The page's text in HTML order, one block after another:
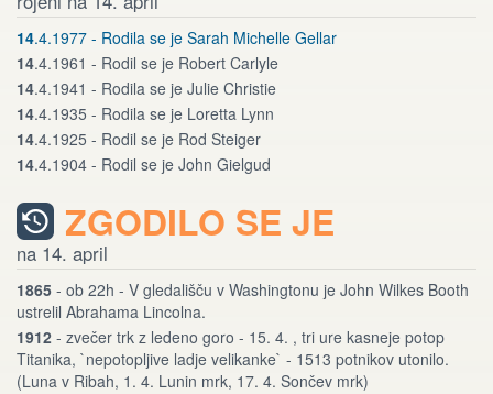
14.4.1977 - Rodila se je Sarah Michelle Gellar
14.4.1961 - Rodil se je Robert Carlyle
14.4.1941 - Rodila se je Julie Christie
14.4.1935 - Rodila se je Loretta Lynn
14.4.1925 - Rodil se je Rod Steiger
14.4.1904 - Rodil se je John Gielgud
ZGODILO SE JE
na 14. april
1865 - ob 22h - V gledališču v Washingtonu je John Wilkes Booth
ustrelil Abrahama Lincolna.
1912 - zvečer trk z ledeno goro - 15. 4. , tri ure kasneje potop
Titanika, `nepotopljive ladje velikanke` - 1513 potnikov utonilo.
(Luna v Ribah, 1. 4. Lunin mrk, 17. 4. Sončev mrk)